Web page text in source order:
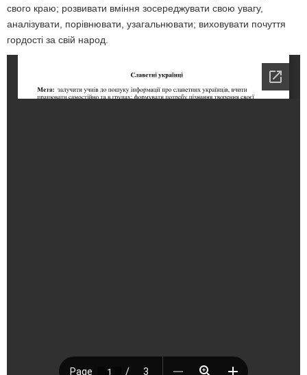
свого краю; розвивати вміння зосереджувати свою увагу,
аналізувати, порівнювати, узагальнювати; виховувати почуття
гордості за свій народ.